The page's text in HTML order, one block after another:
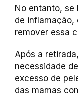
No entanto, se
de inflamação,
remover essa
Após a
necessidade
excesso de
das mamas